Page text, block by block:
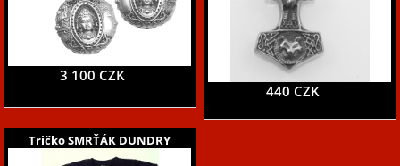
3 100 CZK
440 CZK
Tričko SMRŤÁK DUNDRY